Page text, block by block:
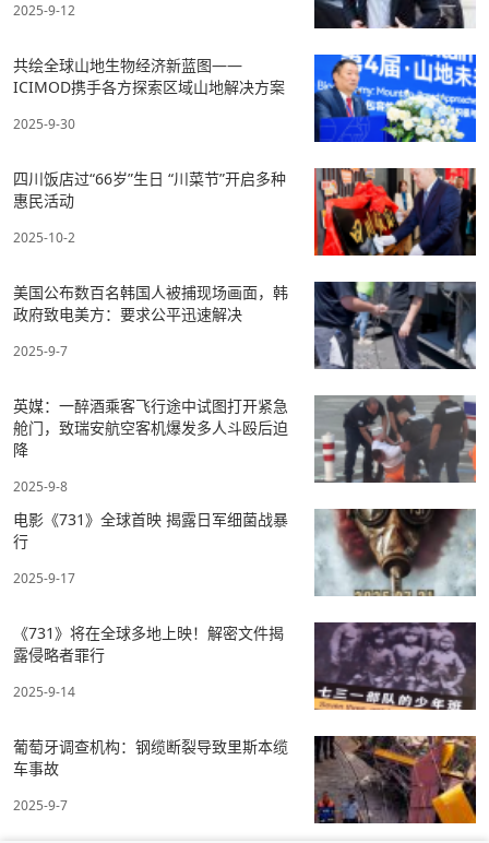
2025-9-12
共绘全球山地生物经济新蓝图——
ICIMOD携手各方探索区域山地解决方案
2025-9-30
四川饭店过“66岁”生日 “川菜节”开启多种
惠民活动
2025-10-2
美国公布数百名韩国人被捕现场画面，韩
政府致电美方：要求公平迅速解决
2025-9-7
英媒：一醉酒乘客飞行途中试图打开紧急
舱门，致瑞安航空客机爆发多人斗殴后迫
降
2025-9-8
电影《731》全球首映 揭露日军细菌战暴
行
2025-9-17
《731》将在全球多地上映！解密文件揭
露侵略者罪行
2025-9-14
葡萄牙调查机构：钢缆断裂导致里斯本缆
车事故
2025-9-7